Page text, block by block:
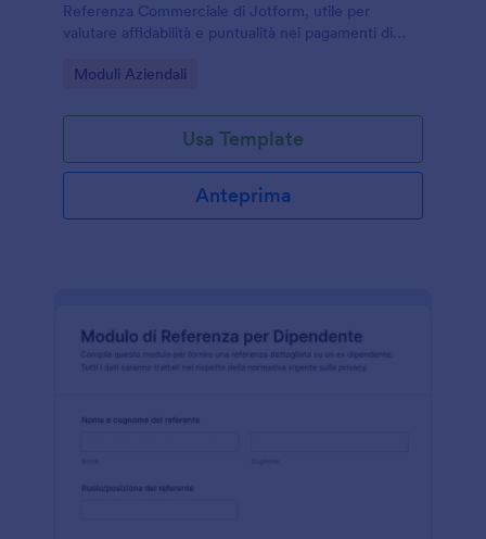
Referenza Commerciale di Jotform, utile per
valutare affidabilità e puntualità nei pagamenti di
amministrative e di acquisto.
Go to Category:
Moduli Aziendali
Usa Template
Anteprima